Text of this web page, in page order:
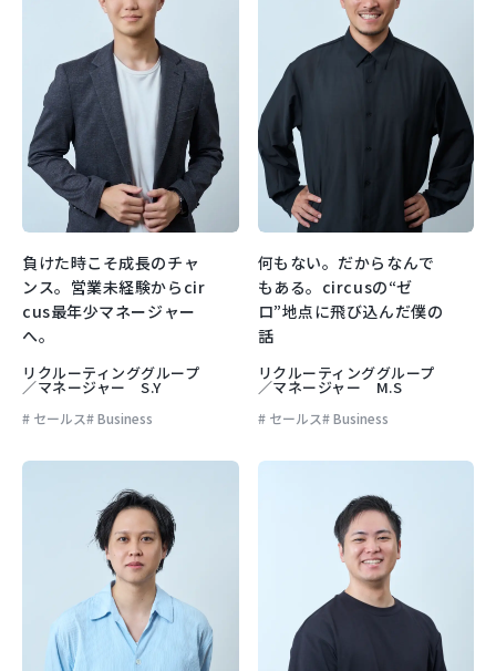
負けた時こそ成長のチャ
ンス。営業未経験からcir
cus最年少マネージャー
へ。
リクルーティンググループ
／マネージャー S.Y
セールス Business
何もない。だからなんで
もある。circusの“ゼ
ロ”地点に飛び込んだ僕の
話
リクルーティンググループ
／マネージャー M.S
セールス Business